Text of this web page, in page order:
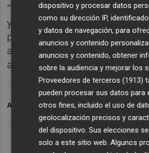
"Yo confío plenamente en el
y los trabajadores de Ford
porque son une ejemplo de
adaptarse a los tiempos de las
automóvil", ha concluido.
ARCHIVADO EN PUIG FORD
dispositivo y procesar datos
como su dirección IP,
y datos de navegación, para
anuncios y contenido
anuncios y contenido, obtener
sobre la audiencia y mejorar los
Proveedores de terceros (1913)
pueden procesar sus datos para
otros fines, incluido el uso de
geolocalización precisos y
del dispositivo. Sus elecciones
solo a este sitio web. Algunos